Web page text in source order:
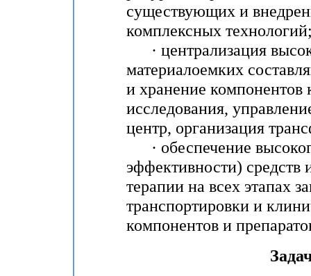
существующих и
комплексных
· централизация
материалоемких
и хранение компонентов
исследования,
центр, организация
· обеспечение
эффективности) средств
терапии на всех этапах
транспортировки и
компонентов и